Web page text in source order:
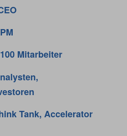
100 Mitarbeiter
Tank, Accelerator